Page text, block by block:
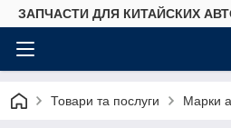
ЗАПЧАСТИ ДЛЯ КИТАЙСКИХ
Товари та послуги Марки